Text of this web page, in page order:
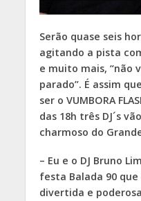
Serão quase seis
agitando a pista
e muito mais, “não
parado”. É assim
ser o VUMBORA
das 18h três DJ´s
charmoso do
– Eu e o DJ Bruno
festa Balada 90
divertida e